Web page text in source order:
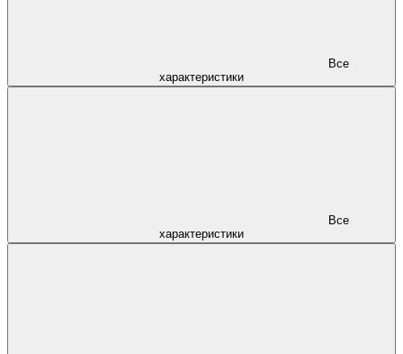
характеристики
характеристики